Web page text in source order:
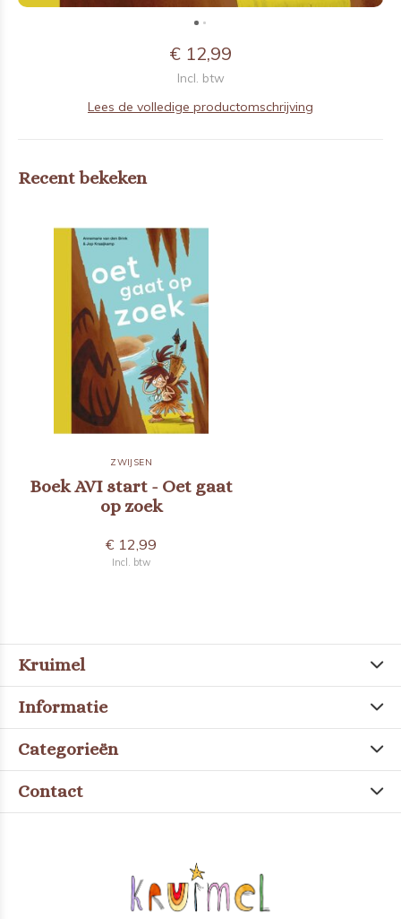
€ 12,99
Incl. btw
Lees de volledige productomschrijving
Recent bekeken
ZWIJSEN
Boek AVI start - Oet gaat
op zoek
€ 12,99
Incl. btw
Kruimel
Informatie
Categorieën
Contact